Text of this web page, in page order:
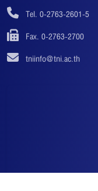
Tel. 0-2763-2601-5
Fax. 0-2763-2700
tniinfo@tni.ac.th